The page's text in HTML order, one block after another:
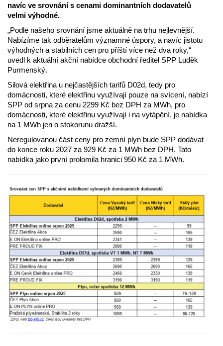
navíc ve srovnání s cenami dominantních dodavatelů
velmi výhodné.
„Podle našeho srovnání jsme aktuálně na trhu nejlevnější.
Nabízíme tak odběratelům významné úspory, a navíc jistotu
výhodných a stabilních cen pro příští více než dva roky,“
uvedl k aktuální akční nabídce obchodní ředitel SPP Luděk
Purmenský.
Silová elektřina u nejčastějších tarifů D02d, tedy pro
domácnosti, které elektřinu využívají pouze na svícení, nabízí
SPP od srpna za cenu 2299 Kč bez DPH za MWh, pro
domácnosti, které elektřinu využívají i na vytápění, je nabídka
na 1 MWh jen o stokorunu dražší.
Neregulovanou část ceny pro zemní plyn bude SPP dodávat
do konce roku 2027 za 929 Kč za 1 MWh bez DPH. Tato
nabídka jako první prolomila hranici 950 Kč za 1 MWh.